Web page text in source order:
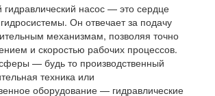
насос — это сердце
Он отвечает за подачу
механизмам, позволяя точно
и скоростью рабочих процессов.
— будь то производственный
техника или
оборудование — гидравлические